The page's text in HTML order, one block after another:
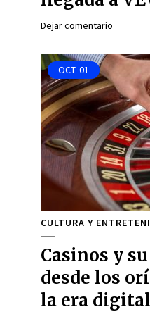
Dejar comentario
OCT 01
CULTURA Y
Casinos y
desde los
la era digital